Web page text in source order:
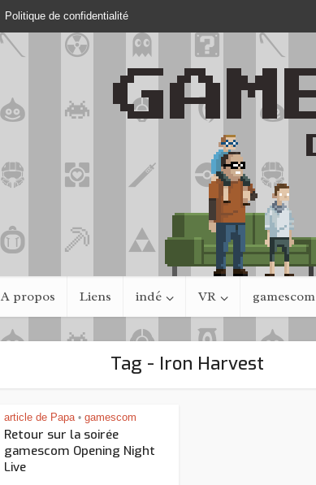
Politique de confidentialité
A propos Liens indé VR gamescom
Tag - Iron Harvest
article de Papa • gamescom
Retour sur la soirée
gamescom Opening Night
Live